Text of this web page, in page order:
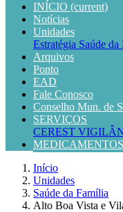
INÍCIO (current)
Notícias
Unidades
Estratégia Saúde da
Arquivos
Ponto
EAD
Fale Conosco
Conselho Mun. de
SERVIÇOS
CEREST
MEDICAMENTOS
Início
Unidades
Saúde da Família
Alto Boa Vista e